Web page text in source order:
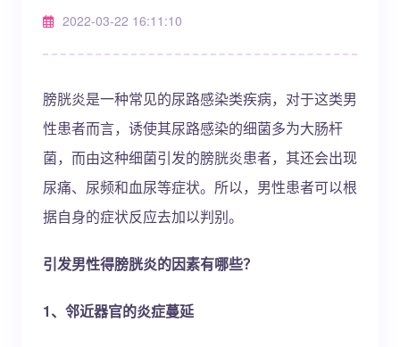
2022-03-22 16:11:10
膀胱炎是一种常见的尿路感染类疾病，对于这类男
性患者而言，诱使其尿路感染的细菌多为大肠杆
菌，而由这种细菌引发的膀胱炎患者，其还会出现
尿痛、尿频和血尿等症状。所以，男性患者可以根
据自身的症状反应去加以判别。
引发男性得膀胱炎的因素有哪些？
1、邻近器官的炎症蔓延